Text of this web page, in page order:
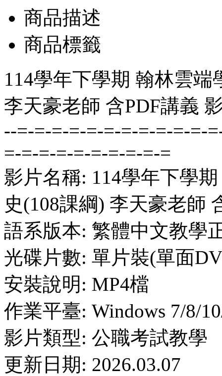
商品描述
商品標籤
114學年下學期 翰林雲
李天豪老師 含PDF講義
--=-=-=-=-=-=-=-=-=-=-=-
=-=-=-=-=-=-=-=-=-=
影片名稱: 114學年下學
史(108課綱) 李天豪老師
語系版本: 繁體中文教學
光碟片數: 單片裝(單面
安裝說明: MP4檔
作業平臺: Windows 7/8/
影片類型: 公職考試教學
更新日期: 2026.03.07